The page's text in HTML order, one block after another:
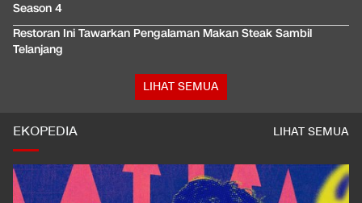
Season 4
Restoran Ini Tawarkan Pengalaman Makan Steak Sambil
Telanjang
LIHAT SEMUA
EKOPEDIA LIHAT SEMUA